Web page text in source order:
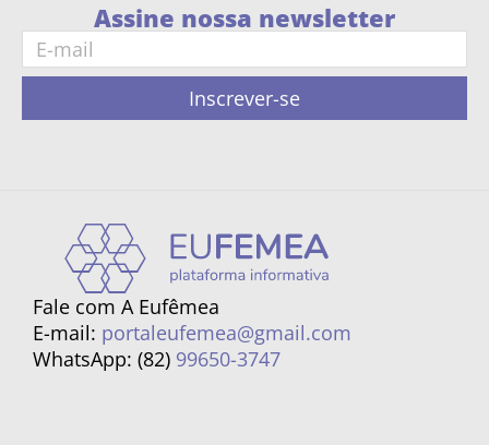
Assine nossa newsletter
Inscrever-se
Fale com A Eufêmea
E-mail: portaleufemea@gmail.com
WhatsApp: (82) 99650-3747